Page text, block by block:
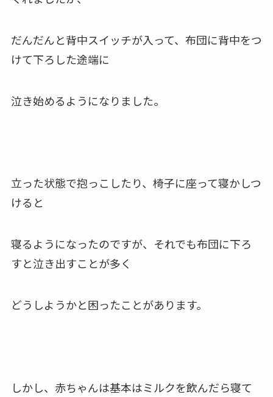
だんだんと背中スイッチが入って、 布団に背中をつ
けて下ろした途端に
泣き始めるようになりました。
立った状態で抱っこしたり、 椅子に座って寝かしつ
けると
寝るようになったのですが、 それでも布団に下ろ
すと泣き出すことが多く
どうしようかと困ったことがあります。
しかし、赤ちゃんは基本はミルクを飲んだら寝て